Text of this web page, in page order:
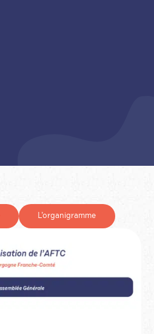
L’organigramme